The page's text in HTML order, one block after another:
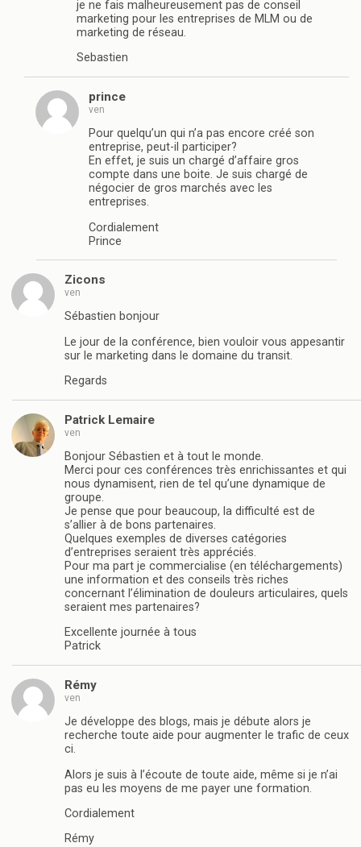
je ne fais malheureusement pas de conseil
marketing pour les entreprises de MLM ou de
marketing de réseau.
Sebastien
prince
ven
Pour quelqu’un qui n’a pas encore créé son
entreprise, peut-il participer?
En effet, je suis un chargé d’affaire gros
compte dans une boite. Je suis chargé de
négocier de gros marchés avec les
entreprises.
Cordialement
Prince
Zicons
ven
Sébastien bonjour
Le jour de la conférence, bien vouloir vous appesantir
sur le marketing dans le domaine du transit.
Regards
Patrick Lemaire
ven
Bonjour Sébastien et à tout le monde.
Merci pour ces conférences très enrichissantes et qui
nous dynamisent, rien de tel qu’une dynamique de
groupe.
Je pense que pour beaucoup, la difficulté est de
s’allier à de bons partenaires.
Quelques exemples de diverses catégories
d’entreprises seraient très appréciés.
Pour ma part je commercialise (en téléchargements)
une information et des conseils très riches
concernant l’élimination de douleurs articulaires, quels
seraient mes partenaires?
Excellente journée à tous
Patrick
Rémy
ven
Je développe des blogs, mais je débute alors je
recherche toute aide pour augmenter le trafic de ceux
ci.
Alors je suis à l’écoute de toute aide, même si je n’ai
pas eu les moyens de me payer une formation.
Cordialement
Rémy